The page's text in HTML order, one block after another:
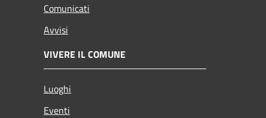
Comunicati
Avvisi
VIVERE IL COMUNE
Luoghi
Eventi